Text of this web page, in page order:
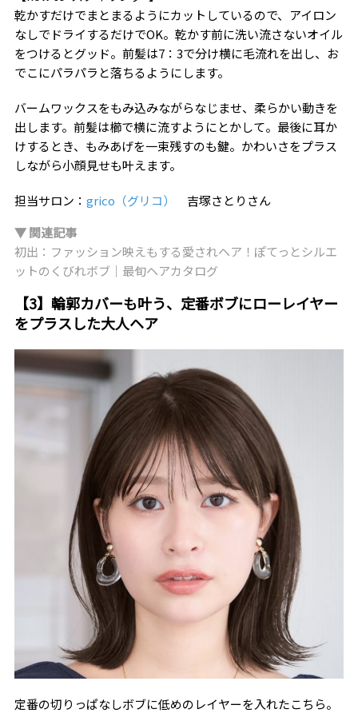
乾かすだけでまとまるようにカットしているので、アイロン
なしでドライするだけでOK。乾かす前に洗い流さないオイル
をつけるとグッド。前髪は7：3で分け横に毛流れを出し、お
でこにパラパラと落ちるようにします。
バームワックスをもみ込みながらなじませ、柔らかい動きを
出します。前髪は櫛で横に流すようにとかして。最後に耳か
けするとき、もみあげを一束残すのも鍵。かわいさをプラス
しながら小顔見せも叶えます。
担当サロン： grico（グリコ）
吉塚さとりさん
▼ 関連記事
初出：ファッション映えもする愛されヘア！ぽてっとシルエ
ットのくびれボブ｜最旬ヘアカタログ
【3】輪郭カバーも叶う、定番ボブにローレイヤー
をプラスした大人ヘア
定番の切りっぱなしボブに低めのレイヤーを入れたこちら。